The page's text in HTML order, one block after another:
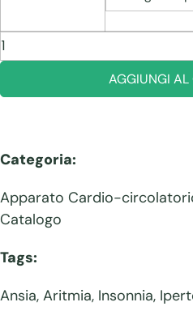
Biancospino
quantità
AGGIUNGI AL
Categoria:
Apparato Cardio-
Catalogo
Tags:
Ansia, Aritmia, Insonnia,